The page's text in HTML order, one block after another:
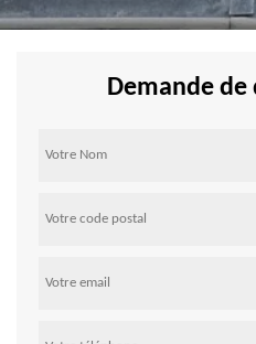
Demande